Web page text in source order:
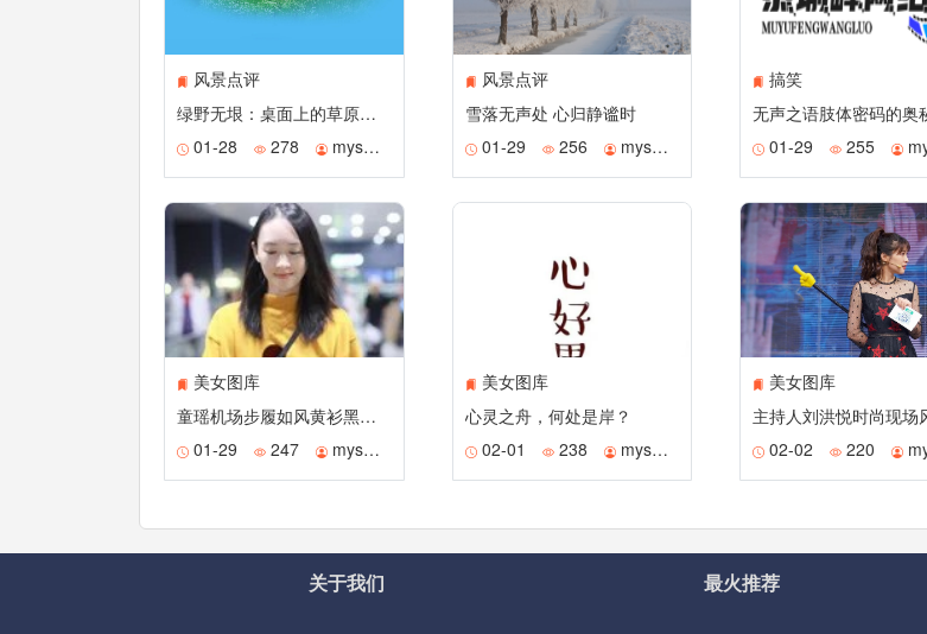
风景点评
绿野无垠：桌面上的草原诗画
01-28
278 mysmile
风景点评
雪落无声处 心归静谧时
01-29
256 mysmile
搞笑
无声之语肢体密码的奥
01-29
255
美女图库
童瑶机场步履如风黄衫黑裙展随性之美素颜状态惊艳众人
01-29
247 mysmile
美女图库
心灵之舟，何处是岸？
02-01
238 mysmile
美女图库
02-02
220
关于我们 最火推荐